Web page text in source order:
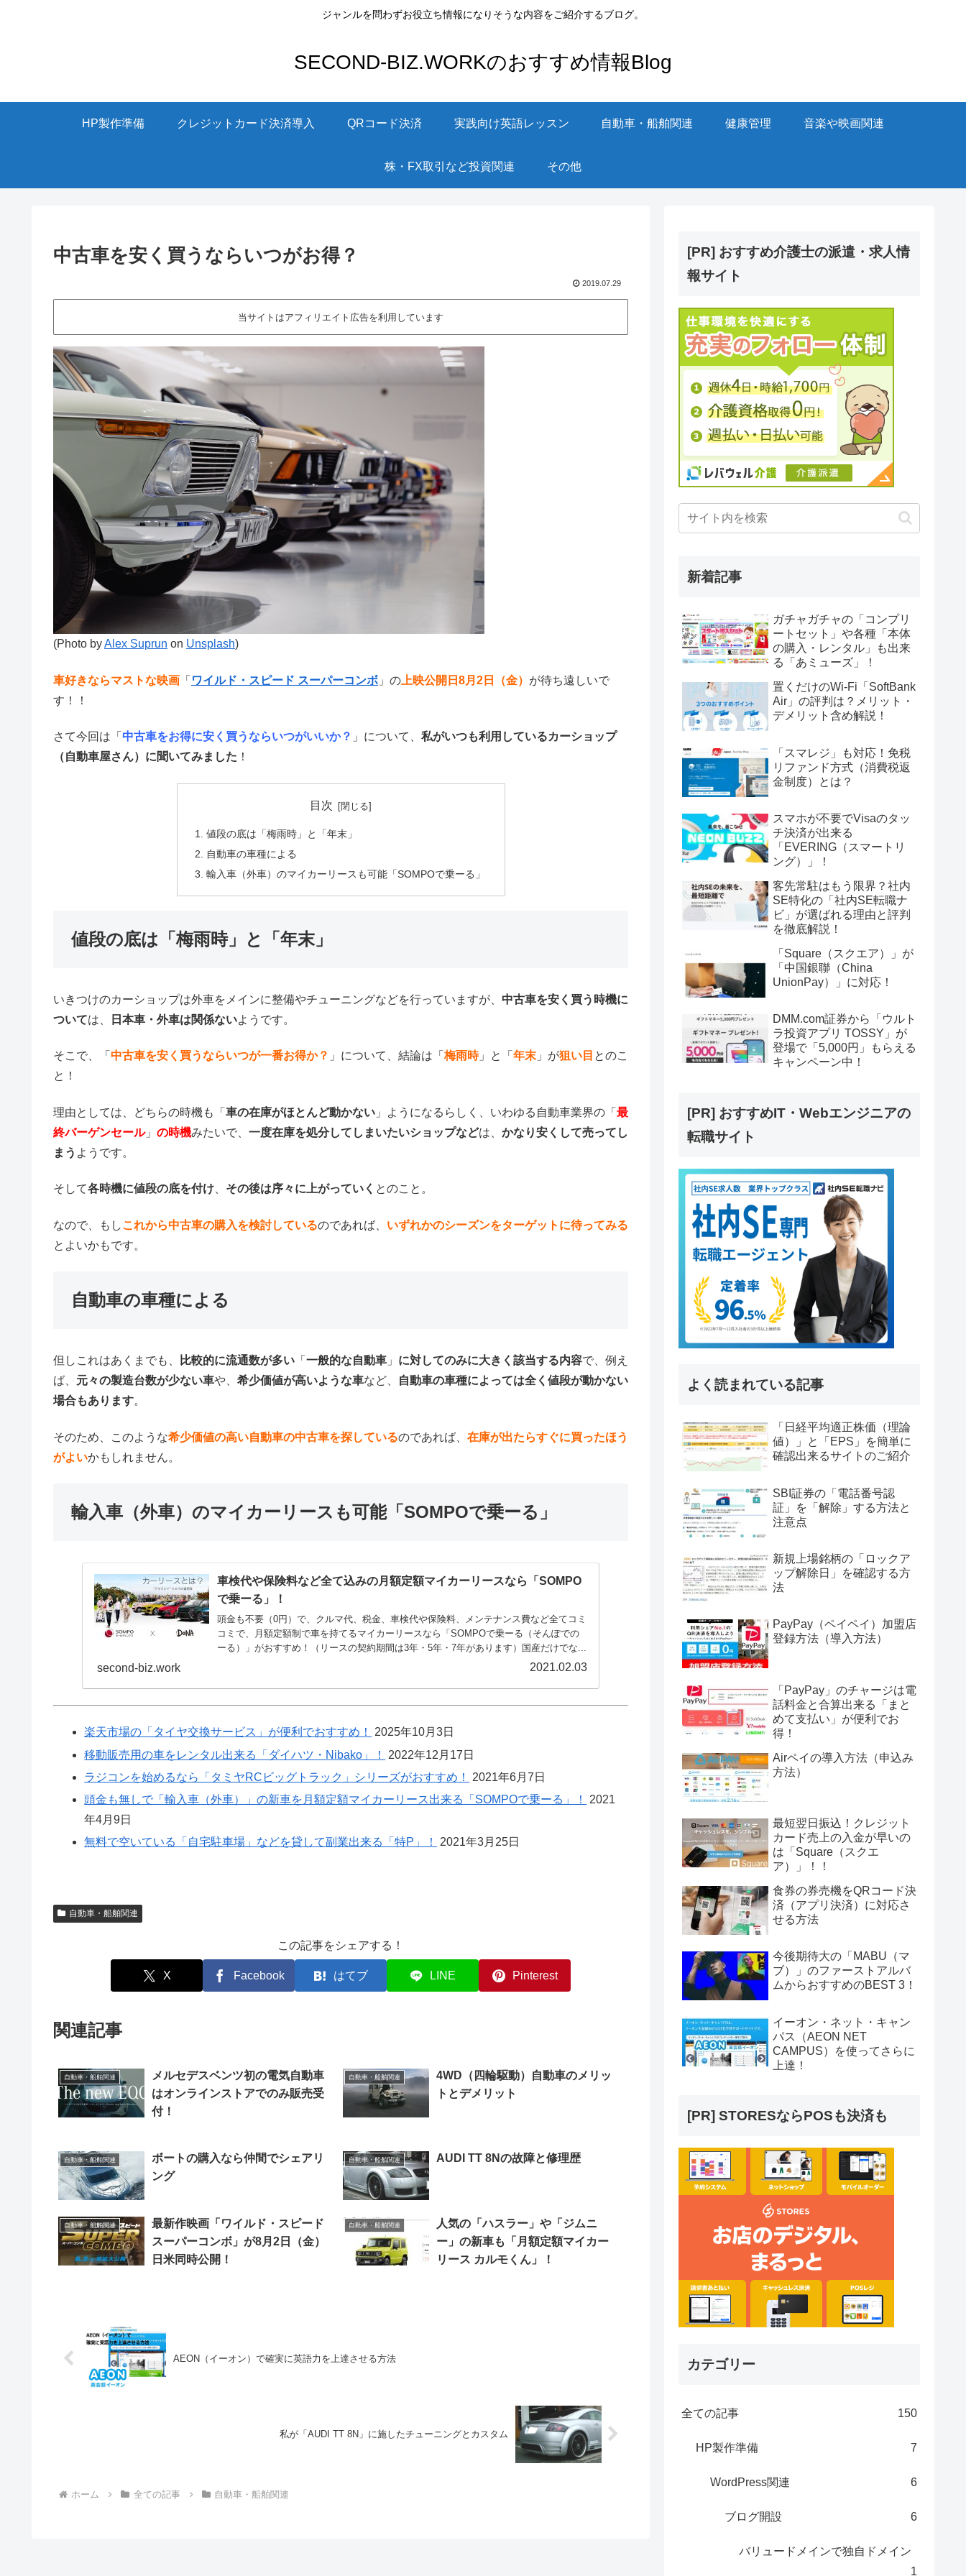
ジャンルを問わずお役立ち情報になりそうな内容をご紹介するブログ。
SECOND-BIZ.WORKのおすすめ情報Blog
HP製作準備 クレジットカード決済導入 QRコード決済 実践向け英語レッスン 自動車・船舶関連 健康管理 音楽や映画関連
株・FX取引など投資関連 その他
中古車を安く買うならいつがお得？
2019.07.29
当サイトはアフィリエイト広告を利用しています
(Photo byAlex Suprun on Unsplash)
車好きならマストな映画 「 ワイルド・スピード スーパーコンボ 」の 上映公開日8月2日（金） が待ち遠しいで
す！！
さて今回は「 中古車をお得に安く買うならいつがいいか？ 」について、 私がいつも利用しているカーショップ
（自動車屋さん）に聞いてみました ！
目次
値段の底は「梅雨時」と「年末」
自動車の車種による
輸入車（外車）のマイカーリースも可能「SOMPOで乗ーる」
値段の底は「梅雨時」と「年末」
いきつけのカーショップは外車をメインに整備やチューニングなどを行っていますが、 中古車を安く買う時機に
ついては、 日本車・外車は関係ないようです。
そこで、「 中古車を安く買うならいつが一番お得か？ 」について、結論は「 梅雨時」と「 年末 」が狙い目 とのこ
と！
理由としては、どちらの時機も「 車の在庫がほとんど動かない 」ようになるらしく、いわゆる自動車業界の「 最
終バーゲンセール」 の時機みたいで、 一度在庫を処分してしまいたいショップなどは、 かなり安くして売ってし
まう ようです。
そして各時機に値段の底を付け その後は序々に上がっていく とのこと。
なので、もしこれから中古車の購入を検討しているのであれば、 いずれかのシーズンをターゲットに待ってみる
とよいかもです。
自動車の車種による
但しこれはあくまでも、 比較的に流通数が多い 「 一般的な自動車 」 に対してのみに大きく該当する内容で、例え
ば、 元々の製造台数が少ない車や、 希少価値が高いような車など、
自動車の車種によっては全く値段が動かない
場合もあります。
そのため、このような希少価値の高い自動車の中古車を探しているのであれば、 在庫が出たらすぐに買ったほう
がよいかもしれません。
輸入車（外車）のマイカーリースも可能「SOMPOで乗ーる」
車検代や保険料など全て込みの月額定額マイカーリースなら「SOMPO
で乗ーる」！
頭金も不要（0円）で、クルマ代、税金、車検代や保険料、メンテナンス費など全てコミ
コミで、月額定額制で車を持てるマイカーリースなら「SOMPOで乗ーる（そんぽでの
ーる）」がおすすめ！（リースの契約期間は3年・5年・7年があります）国産だけでな...
second-biz.work 2021.02.03
楽天市場の「タイヤ交換サービス」が便利でおすすめ！
2025年10月3日
移動販売用の車をレンタル出来る「ダイハツ・Nibako」！
2022年12月17日
ラジコンを始めるなら「タミヤRCビッグトラック」シリーズがおすすめ！
2021年6月7日
頭金も無しで「輸入車（外車）」の新車を月額定額マイカーリース出来る「SOMPOで乗ーる」！
2021
年4月9日
無料で空いている「自宅駐車場」などを貸して副業出来る「特P」！
2021年3月25日
自動車・船舶関連
この記事をシェアする！
X Facebook はてブ LINE Pinterest
関連記事
自動車・船舶関連
メルセデスベンツ初の電気自動車
はオンラインストアでのみ販売受
付！
自動車・船舶関連
4WD（四輪駆動）自動車のメリッ
トとデメリット
自動車・船舶関連
ボートの購入なら仲間でシェアリ
ング
自動車・船舶関連 AUDI TT 8Nの故障と修理歴
自動車・船舶関連
最新作映画「ワイルド・スピード
スーパーコンボ」が8月2日（金）
日米同時公開！
自動車・船舶関連
人気の「ハスラー」や「ジムニ
ー」の新車も「月額定額マイカー
リース カルモくん」！
AEON（イーオン）で確実に英語力を上達させる方法
私が「AUDI TT 8N」に施したチューニングとカスタム
ホーム 全ての記事 自動車・船舶関連
[PR] おすすめ介護士の派遣・求人情
報サイト
新着記事
ガチャガチャの「コンプリ
ートセット」や各種「本体
の購入・レンタル」も出来
る「あミューズ」！
置くだけのWi-Fi「SoftBank
Air」の評判は？メリット・
デメリット含め解説！
「スマレジ」も対応！免税
リファンド方式（消費税返
金制度）とは？
スマホが不要でVisaのタッ
チ決済が出来る
「EVERING（スマートリ
ング）」！
客先常駐はもう限界？社内
SE特化の「社内SE転職ナ
ビ」が選ばれる理由と評判
を徹底解説！
「Square（スクエア）」が
「中国銀聯（China
UnionPay）」に対応！
DMM.com証券から「ウルト
ラ投資アプリ TOSSY」が
登場で「5,000円」もらえる
キャンペーン中！
[PR] おすすめIT・Webエンジニアの
転職サイト
よく読まれている記事
「日経平均適正株価（理論
値）」と「EPS」を簡単に
確認出来るサイトのご紹介
SBI証券の「電話番号認
証」を「解除」する方法と
注意点
新規上場銘柄の「ロックア
ップ解除日」を確認する方
法
PayPay（ペイペイ）加盟店
登録方法（導入方法）
「PayPay」のチャージは電
話料金と合算出来る「まと
めて支払い」が便利でお
得！
Airペイの導入方法（申込み
方法）
最短翌日振込！クレジット
カード売上の入金が早いの
は「Square（スクエ
ア）」！！
食券の券売機をQRコード決
済（アプリ決済）に対応さ
せる方法
今後期待大の「MABU（マ
ブ）」のファーストアルバ
ムからおすすめのBEST 3！
イーオン・ネット・キャン
パス（AEON NET
CAMPUS）を使ってさらに
上達！
[PR] STORESならPOSも決済も
カテゴリー
全ての記事 150
HP製作準備 7
WordPress関連 6
ブログ開設 6
バリュードメインで独自ドメイン
1